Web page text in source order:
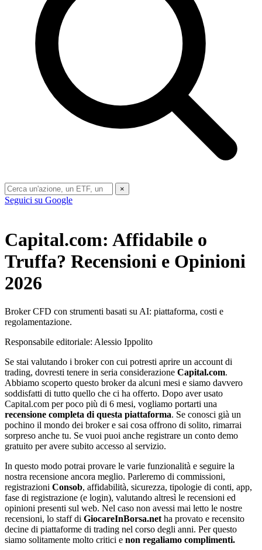
×
Seguici su Google
Capital.com: Affidabile o
Truffa? Recensioni e Opinioni
2026
Broker CFD con strumenti basati su AI: piattaforma, costi e
regolamentazione.
Responsabile editoriale: Alessio Ippolito
Se stai valutando i broker con cui potresti aprire un account di
trading, dovresti tenere in seria considerazione Capital.com.
Abbiamo scoperto questo broker da alcuni mesi e siamo davvero
soddisfatti di tutto quello che ci ha offerto. Dopo aver usato
Capital.com per poco più di 6 mesi, vogliamo portarti una
recensione completa di questa piattaforma. Se conosci già un
pochino il mondo dei broker e sai cosa offrono di solito, rimarrai
sorpreso anche tu. Se vuoi puoi anche registrare un conto demo
gratuito per avere subito accesso al servizio.
In questo modo potrai provare le varie funzionalità e seguire la
nostra recensione ancora meglio. Parleremo di commissioni,
registrazioni Consob, affidabilità, sicurezza, tipologie di conti, app,
fase di registrazione (e login), valutando altresì le recensioni ed
opinioni presenti sul web. Nel caso non avessi mai letto le nostre
recensioni, lo staff di GiocareInBorsa.net ha provato e recensito
decine di piattaforme di trading nel corso degli anni. Per questo
siamo solitamente molto critici e non regaliamo complimenti.